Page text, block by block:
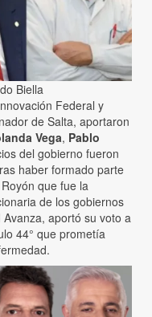
Biella
Federal y
de Salta, aportaron
Vega, Pablo
del gobierno fueron
haber formado parte
que fue la
de los gobiernos
aportó su voto a
44° que prometía